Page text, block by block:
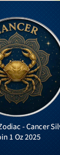
- Cancer
1 Oz 2025